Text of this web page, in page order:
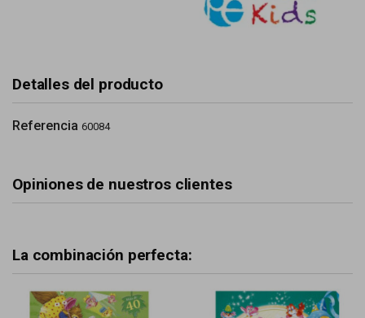
Detalles del producto
Referencia 60084
Opiniones de nuestros clientes
La combinación perfecta: